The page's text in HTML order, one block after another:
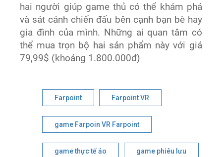
hai người giúp game thủ có thể khám phá
và sát cánh chiến đấu bên cạnh bạn bè hay
gia đình của mình. Những ai quan tâm có
thể mua trọn bộ hai sản phẩm này với giá
79,99$ (khoảng 1.800.000đ)
Farpoint Farpoint VR
game Farpoin VR Farpoint
game thực tế ảo game phiêu lưu